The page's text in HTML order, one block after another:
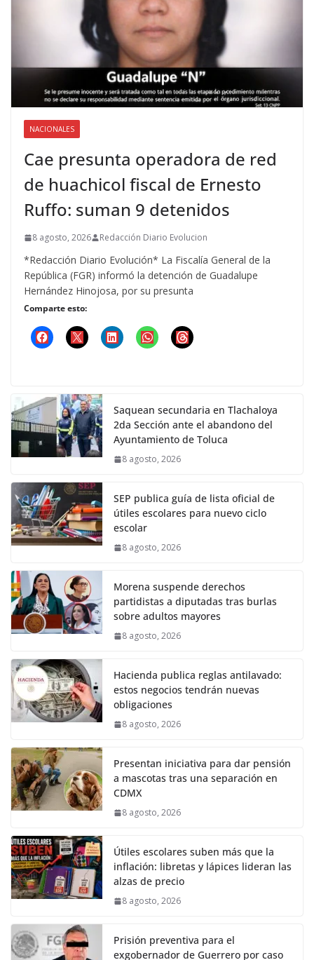
NACIONALES
Cae presunta operadora de red
de huachicol fiscal de Ernesto
Ruffo: suman 9 detenidos
8 agosto, 2026 Redacción Diario Evolucion
*Redacción Diario Evolución* La Fiscalía General de la
República (FGR) informó la detención de Guadalupe
Hernández Hinojosa, por su presunta
Comparte esto:
Saquean secundaria en Tlachaloya
2da Sección ante el abandono del
Ayuntamiento de Toluca
8 agosto, 2026
SEP publica guía de lista oficial de
útiles escolares para nuevo ciclo
escolar
8 agosto, 2026
Morena suspende derechos
partidistas a diputadas tras burlas
sobre adultos mayores
8 agosto, 2026
Hacienda publica reglas antilavado:
estos negocios tendrán nuevas
obligaciones
8 agosto, 2026
Presentan iniciativa para dar pensión
a mascotas tras una separación en
CDMX
8 agosto, 2026
Útiles escolares suben más que la
inflación: libretas y lápices lideran las
alzas de precio
8 agosto, 2026
Prisión preventiva para el
exgobernador de Guerrero por caso